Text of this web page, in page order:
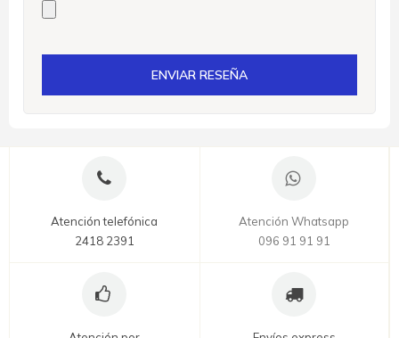
ENVIAR RESEÑA
Atención telefónica
2418 2391
Atención Whatsapp
096 91 91 91